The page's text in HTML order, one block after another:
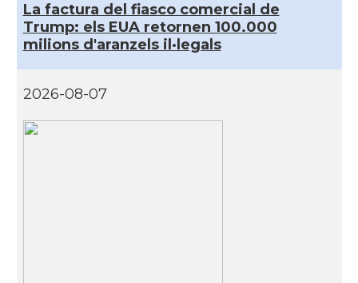
La factura del fiasco comercial de
Trump: els EUA retornen 100.000
milions d'aranzels il·legals
2026-08-07